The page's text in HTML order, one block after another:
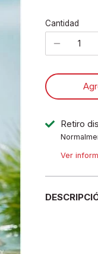
Cantidad
Retiro
Ver